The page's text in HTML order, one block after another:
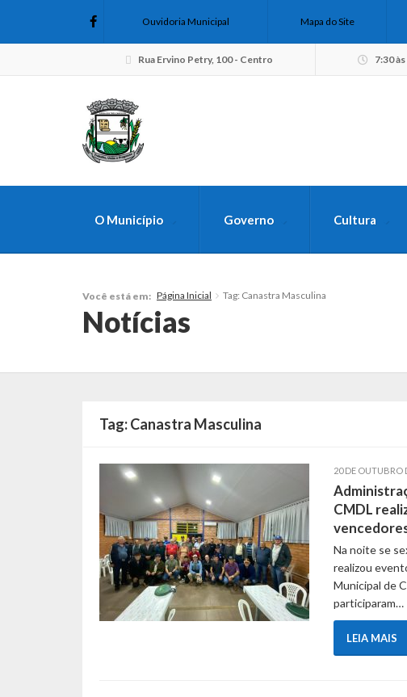
Ouvidoria Municipal Mapa do Site
Rua Ervino Petry, 100 - Centro 7:30
O Município Governo Cultura
Você está em: Página Inicial Tag: Canastra Masculina
Notícias
Tag:Canastra Masculina
20 DE OUTUBRO
CMDL
Na noite se
realizou
Municipal de
participaram…
LEIA MAIS